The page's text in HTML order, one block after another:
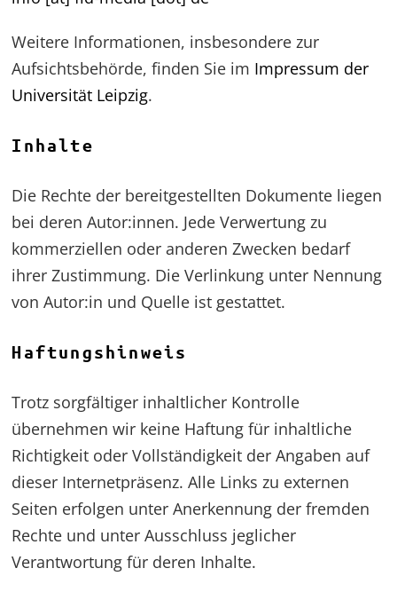
Weitere Informationen, insbesondere zur
Aufsichtsbehörde, finden Sie im Impressum der
Universität Leipzig.
Inhalte
Die Rechte der bereitgestellten Dokumente liegen
bei deren Autor:innen. Jede Verwertung zu
kommerziellen oder anderen Zwecken bedarf
ihrer Zustimmung. Die Verlinkung unter Nennung
von Autor:in und Quelle ist gestattet.
Haftungshinweis
Trotz sorgfältiger inhaltlicher Kontrolle
übernehmen wir keine Haftung für inhaltliche
Richtigkeit oder Vollständigkeit der Angaben auf
dieser Internetpräsenz. Alle Links zu externen
Seiten erfolgen unter Anerkennung der fremden
Rechte und unter Ausschluss jeglicher
Verantwortung für deren Inhalte.